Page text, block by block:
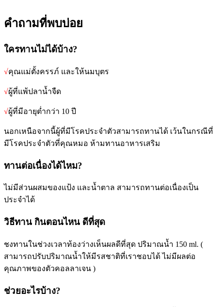
คำถามที่พบบ่อย
ใครทานไม่ได้บ้าง?
√คุณแม่ตั้งครรภ์ และให้นมบุตร
√ผู้ที่แพ้ปลาน้ำจืด
√ผู้ที่มีอายุต่ำกว่า 10 ปี
นอกเหนือจากนี้ผู้ที่มีโรคประจำตัวสามารถทานได้ เว้นในกรณีที่
มีโรคประจำตัวที่คุณหมอ ห้ามทานอาหารเสริม
ทานต่อเนื่องได้ไหม?
ไม่มีส่วนผสมของแป้ง และน้ำตาล สามารถทานต่อเนื่องเป็น
ประจำได้
วิธีทาน กินตอนไหน ดีที่สุด
ชงทานในช่วงเวลาท้องว่างเห็นผลดีที่สุด ปริมาณน้ำ 150 ml. (
สามารถปรับปริมาณน้ำให้มีรสชาติที่เราชอบได้ ไม่มีผลต่อ
คุณภาพของตัวคอลลาเจน )
ช่วยอะไรบ้าง?